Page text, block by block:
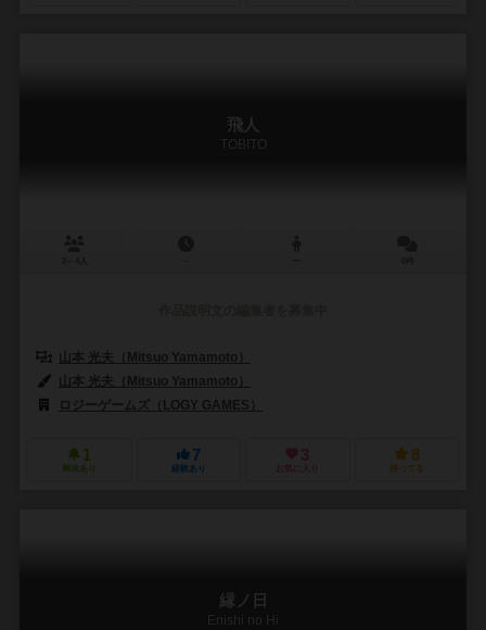
飛人
TOBITO
山本 光夫（Mitsuo Yamamoto）
山本 光夫（Mitsuo Yamamoto）
ロジーゲームズ（LOGY GAMES）
1
興味あり
7
経験あり
3
お気に入り
8
持ってる
縁ノ日
Enishi no Hi